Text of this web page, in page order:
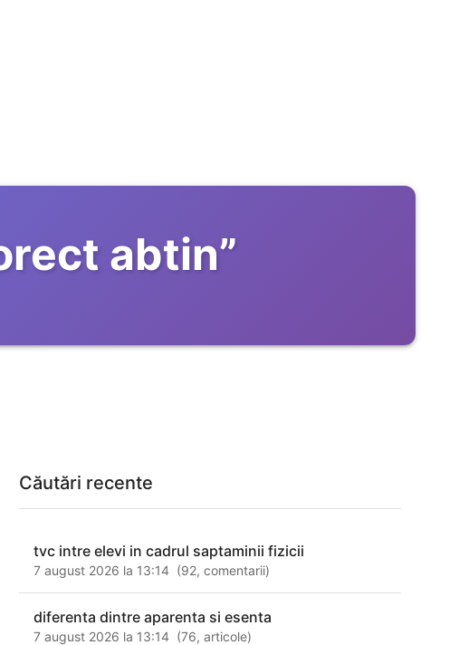
abtin”
Căutări recente
tvc intre elevi in cadrul saptaminii fizicii
7 august 2026 la 13:14 (92,comentarii)
diferenta dintre aparenta si esenta
7 august 2026 la 13:14 (76,articole)